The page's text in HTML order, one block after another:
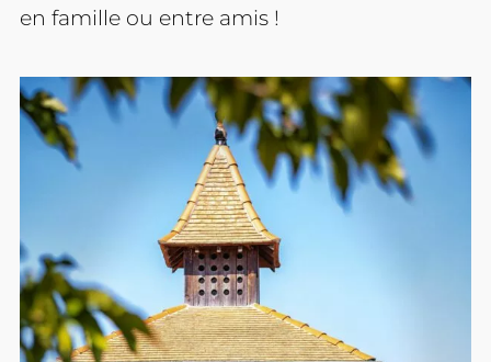
en famille ou entre amis !